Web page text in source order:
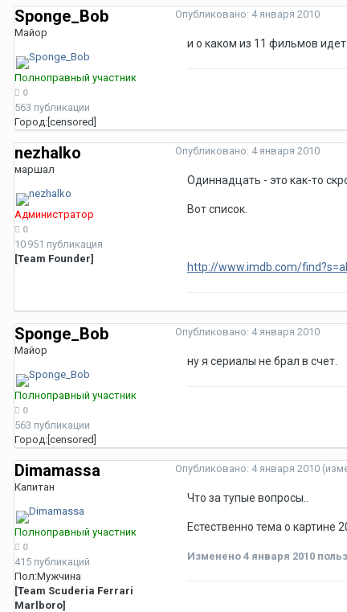
Sponge_Bob
Майор
Полноправный участник
0
563 публикации
Город: [censored]
Опубликовано: 4 января 2010
и о каком из 11 фильмов
nezhalko
маршал
Администратор
0
10 951 публикация
[Team Founder]
Опубликовано: 4 января 2010
Одиннадцать - это как-то
Вот список.
http://www.imdb.com/
Sponge_Bob
Майор
Полноправный участник
0
563 публикации
Город: [censored]
Опубликовано: 4 января 2010
ну я сериалы не брал в счет.
Dimamassa
Капитан
Полноправный участник
0
415 публикаций
Пол:Мужчина
[Team Scuderia Ferrari
Marlboro]
Опубликовано: 4 января 2010
Что за тупые вопросы..
Естественно тема о картине
Изменено 4 января 2010